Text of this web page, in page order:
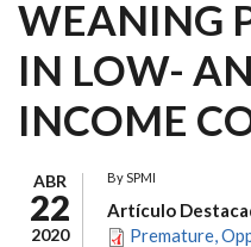
WEANING
IN LOW-
INCOME
ABR
22
2020
BySPMI
Artículo
Premature,